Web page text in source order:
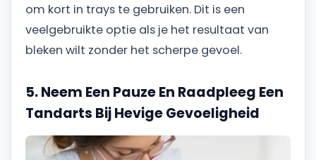
om kort in trays te gebruiken. Dit is een
veelgebruikte optie als je het resultaat van
bleken wilt zonder het scherpe gevoel.
5. Neem Een Pauze En Raadpleeg Een
Tandarts Bij Hevige Gevoeligheid